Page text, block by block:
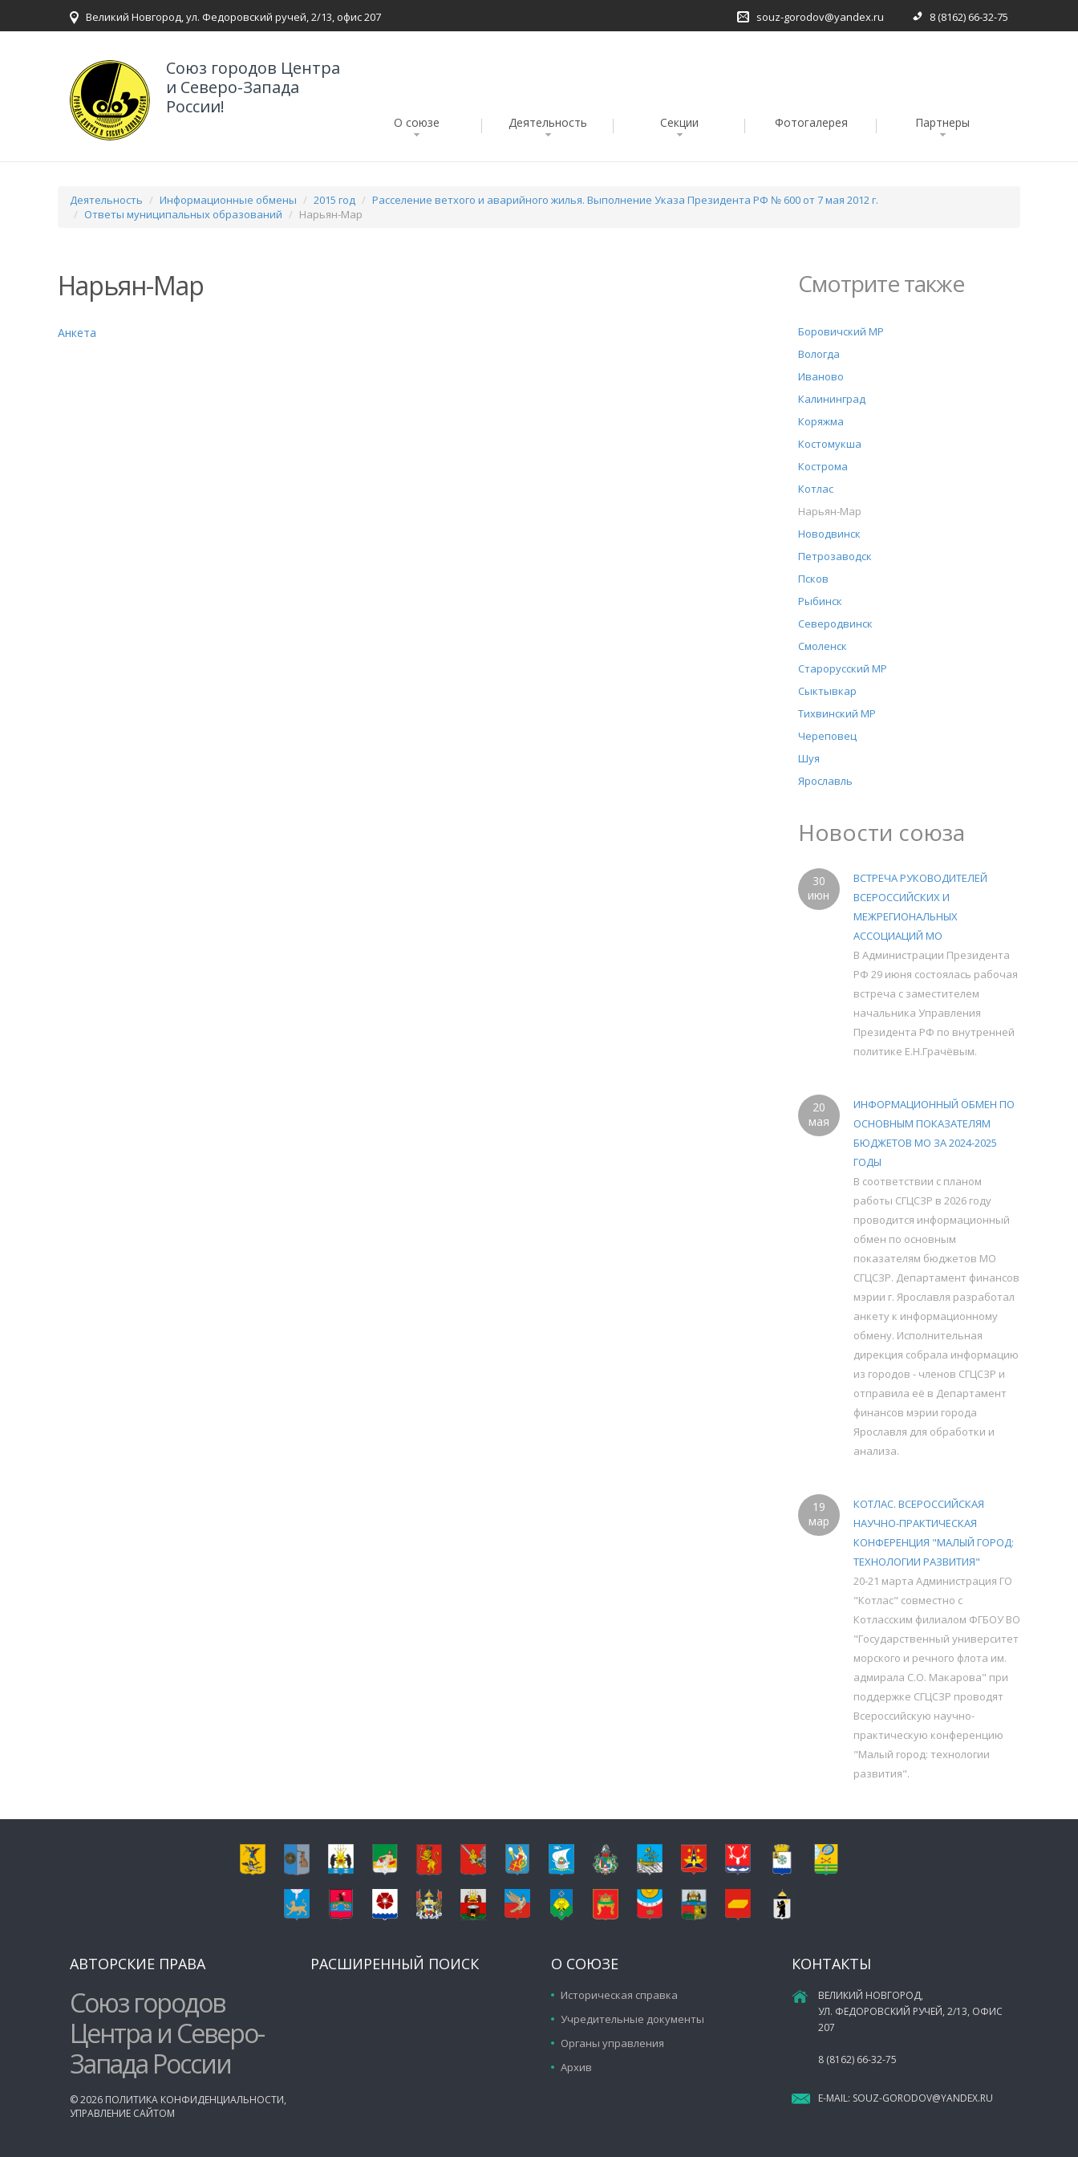
Великий Новгород, ул. Федоровский ручей, 2/13, офис 207 souz-gorodov@yandex.ru 8 (8162) 66-32-75
Союз городов Центра
и Северо-Запада
России!
О союзе Деятельность Секции Фотогалерея Партнеры
Деятельность Информационные обмены 2015 год
Расселение ветхого и аварийного жилья. Выполнение Указа Президента РФ № 600 от 7 мая 2012 г.
Ответы муниципальных образований
Нарьян-Мар
Нарьян-Мар
Анкета
Смотрите также
Боровичский МР
Вологда
Иваново
Калининград
Коряжма
Костомукша
Кострома
Котлас
Нарьян-Мар
Новодвинск
Петрозаводск
Псков
Рыбинск
Северодвинск
Смоленск
Старорусский МР
Сыктывкар
Тихвинский МР
Череповец
Шуя
Ярославль
Новости союза
30
июн
ВСТРЕЧА РУКОВОДИТЕЛЕЙ
ВСЕРОССИЙСКИХ И
МЕЖРЕГИОНАЛЬНЫХ
АССОЦИАЦИЙ МО
В Администрации Президента
РФ 29 июня состоялась рабочая
встреча с заместителем
начальника Управления
Президента РФ по внутренней
политике Е.Н.Грачёвым.
20
мая
ИНФОРМАЦИОННЫЙ ОБМЕН ПО
ОСНОВНЫМ ПОКАЗАТЕЛЯМ
БЮДЖЕТОВ МО ЗА 2024-2025
ГОДЫ
В соответствии с планом
работы СГЦСЗР в 2026 году
проводится информационный
обмен по основным
показателям бюджетов МО
СГЦСЗР. Департамент финансов
мэрии г. Ярославля разработал
анкету к информационному
обмену. Исполнительная
дирекция собрала информацию
из городов - членов СГЦСЗР и
отправила её в Департамент
финансов мэрии города
Ярославля для обработки и
анализа.
19
мар
КОТЛАС. ВСЕРОССИЙСКАЯ
НАУЧНО-ПРАКТИЧЕСКАЯ
КОНФЕРЕНЦИЯ "МАЛЫЙ ГОРОД:
ТЕХНОЛОГИИ РАЗВИТИЯ"
20-21 марта Администрация ГО
"Котлас" совместно с
Котласским филиалом ФГБОУ ВО
"Государственный университет
морского и речного флота им.
адмирала С.О. Макарова" при
поддержке СГЦСЗР проводят
Всероссийскую научно-
практическую конференцию
"Малый город: технологии
развития".
АВТОРСКИЕ ПРАВА
Союз городов
Центра и Северо-
Запада России
©2026 ПОЛИТИКА КОНФИДЕНЦИАЛЬНОСТИ,
УПРАВЛЕНИЕ САЙТОМ
РАСШИРЕННЫЙ ПОИСК О СОЮЗЕ
Историческая справка
Учредительные документы
Органы управления
Архив
КОНТАКТЫ
ВЕЛИКИЙ НОВГОРОД,
УЛ. ФЕДОРОВСКИЙ РУЧЕЙ, 2/13, ОФИС
207
8 (8162) 66-32-75
E-MAIL: SOUZ-GORODOV@YANDEX.RU